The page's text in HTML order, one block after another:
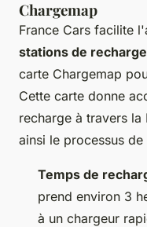
Chargemap
France Cars facilite
stations de recharge
carte Chargemap
Cette carte donne
recharge à travers
ainsi le processus
Temps de
prend environ 3
à un chargeur